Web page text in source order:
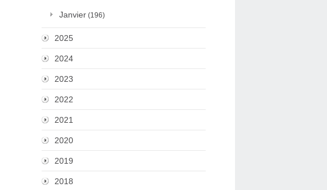
Janvier (196)
2025
2024
2023
2022
2021
2020
2019
2018